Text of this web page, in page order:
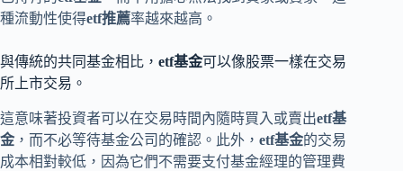
種流動性使得etf推薦率越來越高。
與傳統的共同基金相比， etf基金可以像股票一樣在交易
所上市交易。
這意味著投資者可以在交易時間內隨時買入或賣出etf基
金 ，而不必等待基金公司的確認。此外， etf基金的交易
成本相對較低，因為它們不需要支付基金經理的管理費